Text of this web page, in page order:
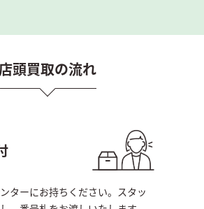
頭買取の流れ
ターにお持ちください。スタッ